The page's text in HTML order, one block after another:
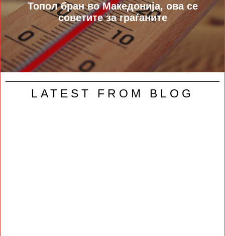
Топол бран во Македонија, ова се
советите за граѓаните
LATEST FROM BLOG